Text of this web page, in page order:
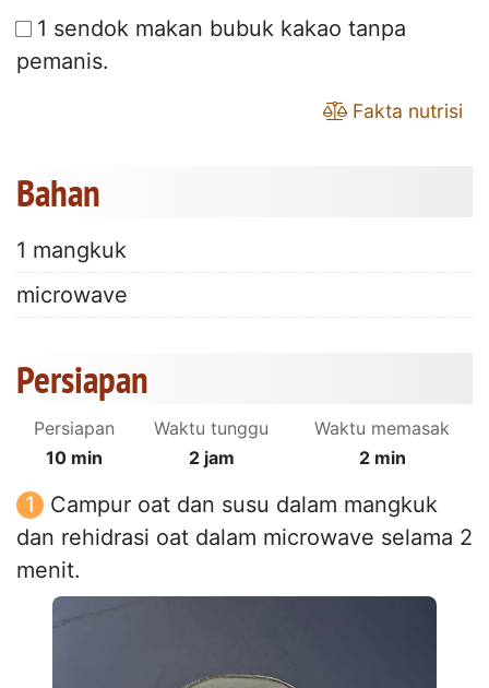
1 sendok makan bubuk kakao tanpa
pemanis.
Fakta nutrisi
Bahan
1 mangkuk
microwave
Persiapan
Persiapan
10 min
Waktu tunggu
2 jam
Waktu memasak
2 min
Campur oat dan susu dalam mangkuk
dan rehidrasi oat dalam microwave selama 2
menit.